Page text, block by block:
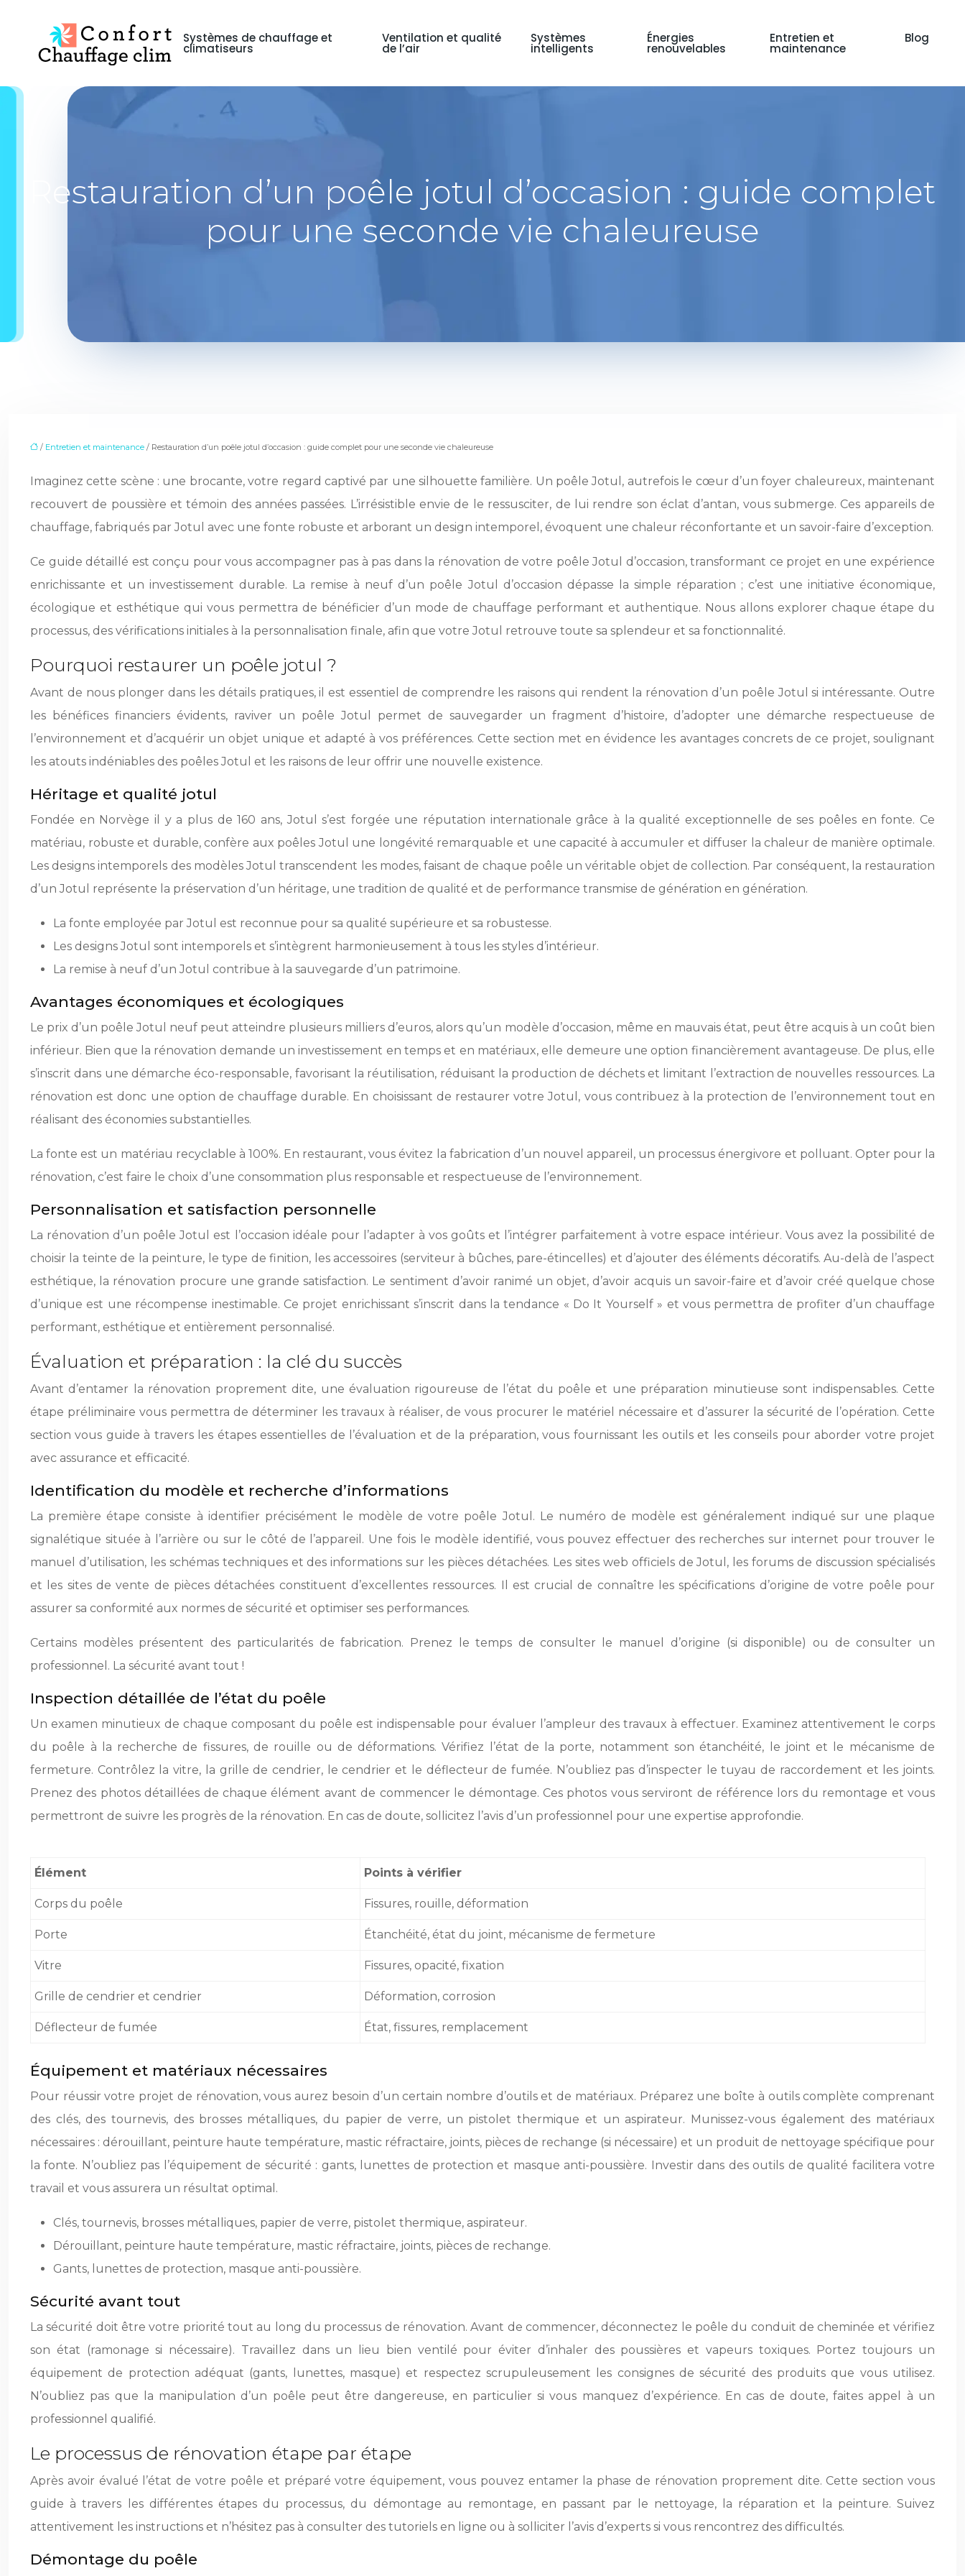
Systèmes de chauffage et
climatiseurs
Ventilation et qualité
de l’air
Systèmes
intelligents
Énergies
renouvelables
Entretien et
maintenance
Blog
Restauration d’un poêle jotul d’occasion : guide complet
pour une seconde vie chaleureuse
/ Entretien et maintenance / Restauration d’un poêle jotul d’occasion : guide complet pour une seconde vie chaleureuse
Imaginez cette scène : une brocante, votre regard captivé par une silhouette familière. Un poêle Jotul, autrefois le cœur d’un foyer chaleureux, maintenant
recouvert de poussière et témoin des années passées. L’irrésistible envie de le ressusciter, de lui rendre son éclat d’antan, vous submerge. Ces appareils de
chauffage, fabriqués par Jotul avec une fonte robuste et arborant un design intemporel, évoquent une chaleur réconfortante et un savoir-faire d’exception.
Ce guide détaillé est conçu pour vous accompagner pas à pas dans la rénovation de votre poêle Jotul d’occasion, transformant ce projet en une expérience
enrichissante et un investissement durable. La remise à neuf d’un poêle Jotul d’occasion dépasse la simple réparation ; c’est une initiative économique,
écologique et esthétique qui vous permettra de bénéficier d’un mode de chauffage performant et authentique. Nous allons explorer chaque étape du
processus, des vérifications initiales à la personnalisation finale, afin que votre Jotul retrouve toute sa splendeur et sa fonctionnalité.
Pourquoi restaurer un poêle jotul ?
Avant de nous plonger dans les détails pratiques, il est essentiel de comprendre les raisons qui rendent la rénovation d’un poêle Jotul si intéressante. Outre
les bénéfices financiers évidents, raviver un poêle Jotul permet de sauvegarder un fragment d’histoire, d’adopter une démarche respectueuse de
l’environnement et d’acquérir un objet unique et adapté à vos préférences. Cette section met en évidence les avantages concrets de ce projet, soulignant
les atouts indéniables des poêles Jotul et les raisons de leur offrir une nouvelle existence.
Héritage et qualité jotul
Fondée en Norvège il y a plus de 160 ans, Jotul s’est forgée une réputation internationale grâce à la qualité exceptionnelle de ses poêles en fonte. Ce
matériau, robuste et durable, confère aux poêles Jotul une longévité remarquable et une capacité à accumuler et diffuser la chaleur de manière optimale.
Les designs intemporels des modèles Jotul transcendent les modes, faisant de chaque poêle un véritable objet de collection. Par conséquent, la restauration
d’un Jotul représente la préservation d’un héritage, une tradition de qualité et de performance transmise de génération en génération.
La fonte employée par Jotul est reconnue pour sa qualité supérieure et sa robustesse.
Les designs Jotul sont intemporels et s’intègrent harmonieusement à tous les styles d’intérieur.
La remise à neuf d’un Jotul contribue à la sauvegarde d’un patrimoine.
Avantages économiques et écologiques
Le prix d’un poêle Jotul neuf peut atteindre plusieurs milliers d’euros, alors qu’un modèle d’occasion, même en mauvais état, peut être acquis à un coût bien
inférieur. Bien que la rénovation demande un investissement en temps et en matériaux, elle demeure une option financièrement avantageuse. De plus, elle
s’inscrit dans une démarche éco-responsable, favorisant la réutilisation, réduisant la production de déchets et limitant l’extraction de nouvelles ressources. La
rénovation est donc une option de chauffage durable. En choisissant de restaurer votre Jotul, vous contribuez à la protection de l’environnement tout en
réalisant des économies substantielles.
La fonte est un matériau recyclable à 100%. En restaurant, vous évitez la fabrication d’un nouvel appareil, un processus énergivore et polluant. Opter pour la
rénovation, c’est faire le choix d’une consommation plus responsable et respectueuse de l’environnement.
Personnalisation et satisfaction personnelle
La rénovation d’un poêle Jotul est l’occasion idéale pour l’adapter à vos goûts et l’intégrer parfaitement à votre espace intérieur. Vous avez la possibilité de
choisir la teinte de la peinture, le type de finition, les accessoires (serviteur à bûches, pare-étincelles) et d’ajouter des éléments décoratifs. Au-delà de l’aspect
esthétique, la rénovation procure une grande satisfaction. Le sentiment d’avoir ranimé un objet, d’avoir acquis un savoir-faire et d’avoir créé quelque chose
d’unique est une récompense inestimable. Ce projet enrichissant s’inscrit dans la tendance « Do It Yourself » et vous permettra de profiter d’un chauffage
performant, esthétique et entièrement personnalisé.
Évaluation et préparation : la clé du succès
Avant d’entamer la rénovation proprement dite, une évaluation rigoureuse de l’état du poêle et une préparation minutieuse sont indispensables. Cette
étape préliminaire vous permettra de déterminer les travaux à réaliser, de vous procurer le matériel nécessaire et d’assurer la sécurité de l’opération. Cette
section vous guide à travers les étapes essentielles de l’évaluation et de la préparation, vous fournissant les outils et les conseils pour aborder votre projet
avec assurance et efficacité.
Identification du modèle et recherche d’informations
La première étape consiste à identifier précisément le modèle de votre poêle Jotul. Le numéro de modèle est généralement indiqué sur une plaque
signalétique située à l’arrière ou sur le côté de l’appareil. Une fois le modèle identifié, vous pouvez effectuer des recherches sur internet pour trouver le
manuel d’utilisation, les schémas techniques et des informations sur les pièces détachées. Les sites web officiels de Jotul, les forums de discussion spécialisés
et les sites de vente de pièces détachées constituent d’excellentes ressources. Il est crucial de connaître les spécifications d’origine de votre poêle pour
assurer sa conformité aux normes de sécurité et optimiser ses performances.
Certains modèles présentent des particularités de fabrication. Prenez le temps de consulter le manuel d’origine (si disponible) ou de consulter un
professionnel. La sécurité avant tout !
Inspection détaillée de l’état du poêle
Un examen minutieux de chaque composant du poêle est indispensable pour évaluer l’ampleur des travaux à effectuer. Examinez attentivement le corps
du poêle à la recherche de fissures, de rouille ou de déformations. Vérifiez l’état de la porte, notamment son étanchéité, le joint et le mécanisme de
fermeture. Contrôlez la vitre, la grille de cendrier, le cendrier et le déflecteur de fumée. N’oubliez pas d’inspecter le tuyau de raccordement et les joints.
Prenez des photos détaillées de chaque élément avant de commencer le démontage. Ces photos vous serviront de référence lors du remontage et vous
permettront de suivre les progrès de la rénovation. En cas de doute, sollicitez l’avis d’un professionnel pour une expertise approfondie.
Élément Points à vérifier
Corps du poêle Fissures, rouille, déformation
Porte Étanchéité, état du joint, mécanisme de fermeture
Vitre Fissures, opacité, fixation
Grille de cendrier et cendrier Déformation, corrosion
Déflecteur de fumée État, fissures, remplacement
Équipement et matériaux nécessaires
Pour réussir votre projet de rénovation, vous aurez besoin d’un certain nombre d’outils et de matériaux. Préparez une boîte à outils complète comprenant
des clés, des tournevis, des brosses métalliques, du papier de verre, un pistolet thermique et un aspirateur. Munissez-vous également des matériaux
nécessaires : dérouillant, peinture haute température, mastic réfractaire, joints, pièces de rechange (si nécessaire) et un produit de nettoyage spécifique pour
la fonte. N’oubliez pas l’équipement de sécurité : gants, lunettes de protection et masque anti-poussière. Investir dans des outils de qualité facilitera votre
travail et vous assurera un résultat optimal.
Clés, tournevis, brosses métalliques, papier de verre, pistolet thermique, aspirateur.
Dérouillant, peinture haute température, mastic réfractaire, joints, pièces de rechange.
Gants, lunettes de protection, masque anti-poussière.
Sécurité avant tout
La sécurité doit être votre priorité tout au long du processus de rénovation. Avant de commencer, déconnectez le poêle du conduit de cheminée et vérifiez
son état (ramonage si nécessaire). Travaillez dans un lieu bien ventilé pour éviter d’inhaler des poussières et vapeurs toxiques. Portez toujours un
équipement de protection adéquat (gants, lunettes, masque) et respectez scrupuleusement les consignes de sécurité des produits que vous utilisez.
N’oubliez pas que la manipulation d’un poêle peut être dangereuse, en particulier si vous manquez d’expérience. En cas de doute, faites appel à un
professionnel qualifié.
Le processus de rénovation étape par étape
Après avoir évalué l’état de votre poêle et préparé votre équipement, vous pouvez entamer la phase de rénovation proprement dite. Cette section vous
guide à travers les différentes étapes du processus, du démontage au remontage, en passant par le nettoyage, la réparation et la peinture. Suivez
attentivement les instructions et n’hésitez pas à consulter des tutoriels en ligne ou à solliciter l’avis d’experts si vous rencontrez des difficultés.
Démontage du poêle